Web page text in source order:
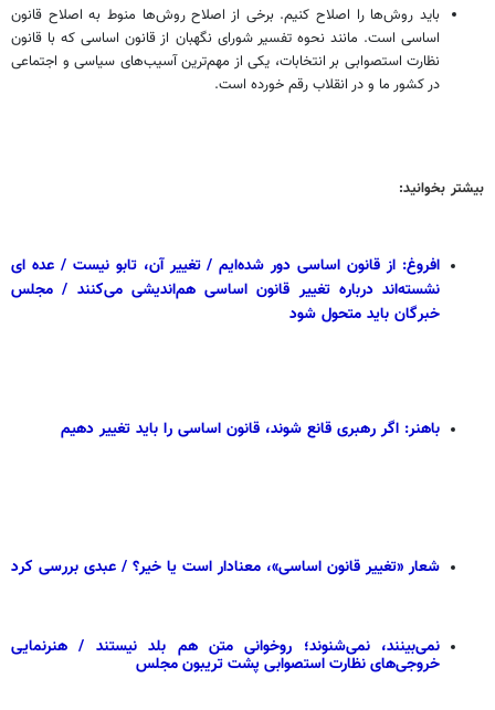
باید روش‌ها را اصلاح کنیم. برخی از اصلاح روش‌ها منوط به اصلاح قانون
اساسی است. مانند نحوه تفسیر شورای نگهبان از قانون اساسی که با قانون
نظارت استصوابی بر انتخابات، یکی از مهم‌ترین آسیب‌های سیاسی و اجتماعی
در کشور ما و در انقلاب رقم خورده است.
بیشتر بخوانید:
افروغ: از قانون اساسی دور شده‌ایم / تغییر آن، تابو نیست / عده ای
نشسته‌اند درباره تغییر قانون اساسی هم‌اندیشی می‌کنند / مجلس
خبرگان باید متحول شود
باهنر: اگر رهبری قانع شوند، قانون اساسی را باید تغییر دهیم
شعار «تغییر قانون اساسی»، معنادار است یا خیر؟ / عبدی بررسی کرد
نمی‌بینند، نمی‌شنوند؛ روخوانی متن هم بلد نیستند / هنرنمایی
خروجی‌های نظارت استصوابی پشت تریبون مجلس